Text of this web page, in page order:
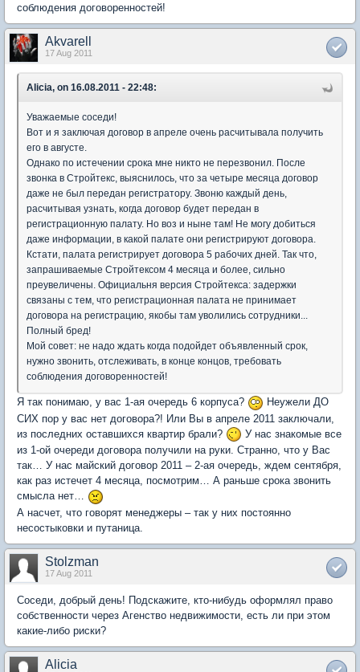
соблюдения договоренностей!
Akvarell
17 Aug 2011
Alicia, on 16.08.2011 - 22:48:
Уважаемые соседи!
Вот и я заключая договор в апреле очень расчитывала получить
его в августе.
Однако по истечении срока мне никто не перезвонил. После
звонка в Стройтекс, выяснилось, что за четыре месяца договор
даже не был передан регистратору. Звоню каждый день,
расчитывая узнать, когда договор будет передан в
регистрационную палату. Но воз и ныне там! Не могу добиться
даже информации, в какой палате они регистрируют договора.
Кстати, палата регистрирует договора 5 рабочих дней. Так что,
запрашиваемые Стройтексом 4 месяца и более, сильно
преувеличены. Официальня версия Стройтекса: задержки
связаны с тем, что регистрационная палата не принимает
договора на регистрацию, якобы там уволились сотрудники...
Полный бред!
Мой совет: не надо ждать когда подойдет объявленный срок,
нужно звонить, отслеживать, в конце концов, требовать
соблюдения договоренностей!
Я так понимаю, у вас 1-ая очередь 6 корпуса?
Неужели ДО
СИХ пор у вас нет договора?! Или Вы в апреле 2011 заключали,
из последних оставшихся квартир брали?
У нас знакомые все
из 1-ой очереди договора получили на руки. Странно, что у Вас
так… У нас майский договор 2011 – 2-ая очередь, ждем сентября,
как раз истечет 4 месяца, посмотрим… А раньше срока звонить
смысла нет…
А насчет, что говорят менеджеры – так у них постоянно
несостыковки и путаница.
Stolzman
17 Aug 2011
Соседи, добрый день! Подскажите, кто-нибудь оформлял право
собственности через Агенство недвижимости, есть ли при этом
какие-либо риски?
Alicia